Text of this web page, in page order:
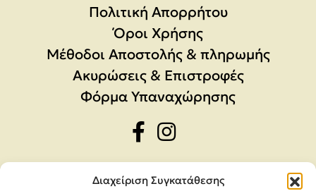
Διαχείριση Συγκατάθεσης
Πολιτική Απορρήτου
Όροι Χρήσης
Μέθοδοι Αποστολής & πληρωμής
Ακυρώσεις & Επιστροφές
Φόρμα Υπαναχώρησης